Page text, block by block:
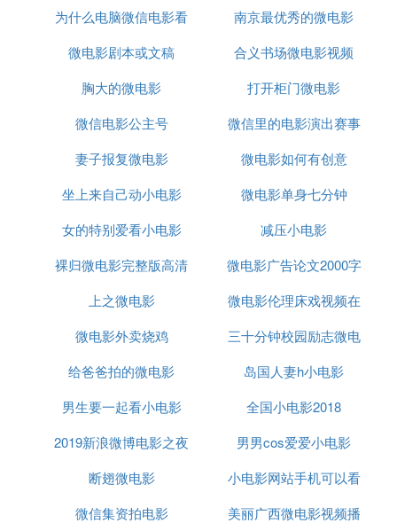
在网络网盘上看的，看电影直接搜索电影名字。
2、露小只。比（在家看电影）好一点的就是美剧、
英剧、日剧各种剧电影，一些不容易搜到的电影在这
上面也能搜到，这个公众号看剧也是在网络网盘上
3、瞎看菌。每天不定时更新剧，每个视频软件上面
应用账号，是一种主流的线上线下微信互动营销方
通过公众号，用户可在微信平台上实现同特定群体的
文字、图片、语音、视频的全方位沟通、互动。
服务号：服务号给企业和组织提供更强大的业务服务
与用户管理能力，帮助企业快速实现全新的公众号服
订阅号：订阅号为媒体和个人提供一种新的信息传播
方式，构建与读者之间更好的沟通与管理模式。
企业号：企业号为企业或组织提供移动应用入口，帮
为什么电脑微信电影看
不了
南京最优秀的微电影
微电影剧本或文稿
合义书场微电影视频
胸大的微电影
打开柜门微电影
微信电影公主号
微信里的电影演出赛事
安全吗
妻子报复微电影
微电影如何有创意
坐上来自己动小电影
微电影单身七分钟
女的特别爱看小电影
减压小电影
裸归微电影完整版高清
微电影广告论文2000字
上之微电影
微电影伦理床戏视频在
线观看
微电影外卖烧鸡
三十分钟校园励志微电
影
给爸爸拍的微电影
岛国人妻h小电影
男生要一起看小电影
全国小电影2018
2019新浪微博电影之夜
男男cos爱爱小电影
断翅微电影
小电影网站手机可以看
微信集资拍电影
美丽广西微电影视频播